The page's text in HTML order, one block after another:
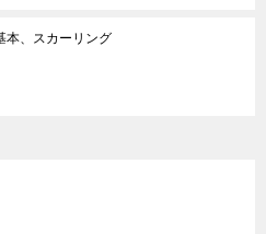
本、スカーリング